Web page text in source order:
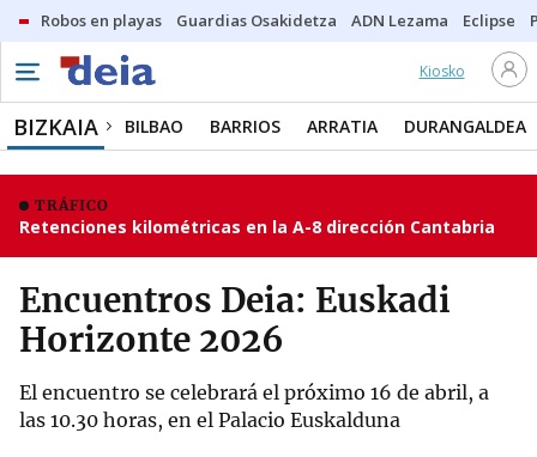
Robos en playas Guardias Osakidetza ADN Lezama Eclipse
Kiosko
BIZKAIA BILBAO BARRIOS ARRATIA DURANGALDEA
TRÁFICO
Retenciones kilométricas en la A-8 dirección Cantabria
Encuentros Deia: Euskadi
Horizonte 2026
El encuentro se celebrará el próximo 16 de abril, a
las 10.30 horas, en el Palacio Euskalduna